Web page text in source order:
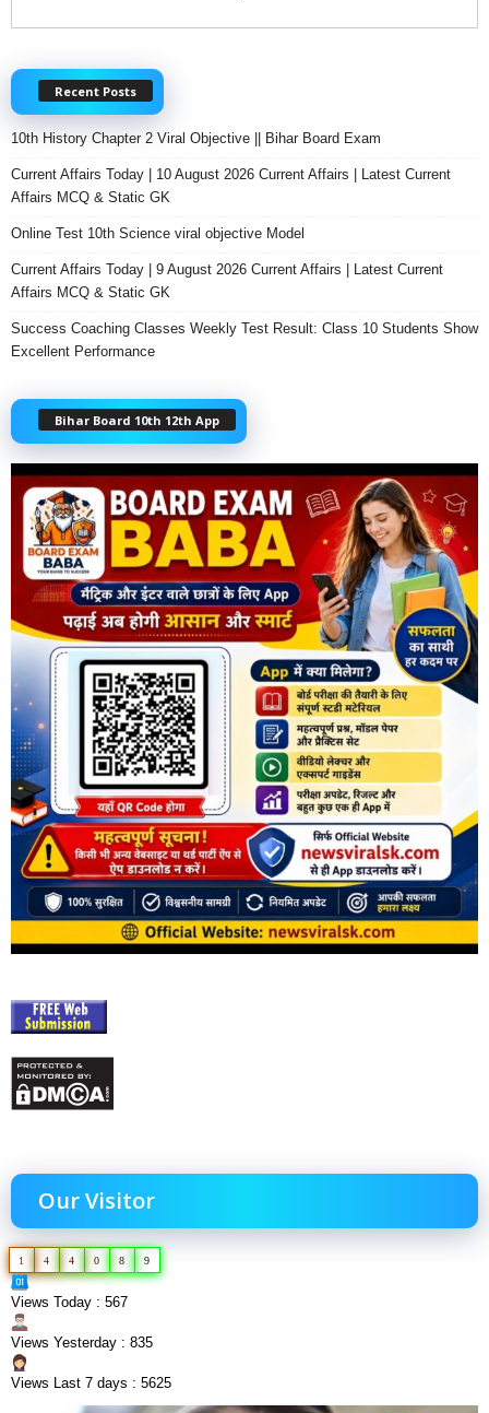
Recent Posts
10th History Chapter 2 Viral Objective || Bihar Board Exam
Current Affairs Today | 10 August 2026 Current Affairs | Latest Current
Affairs MCQ & Static GK
Online Test 10th Science viral objective Model
Current Affairs Today | 9 August 2026 Current Affairs | Latest Current
Affairs MCQ & Static GK
Success Coaching Classes Weekly Test Result: Class 10 Students Show
Excellent Performance
Bihar Board 10th 12th App
Our Visitor
1 4 4 0 8 9
Views Today : 567
Views Yesterday : 835
Views Last 7 days : 5625